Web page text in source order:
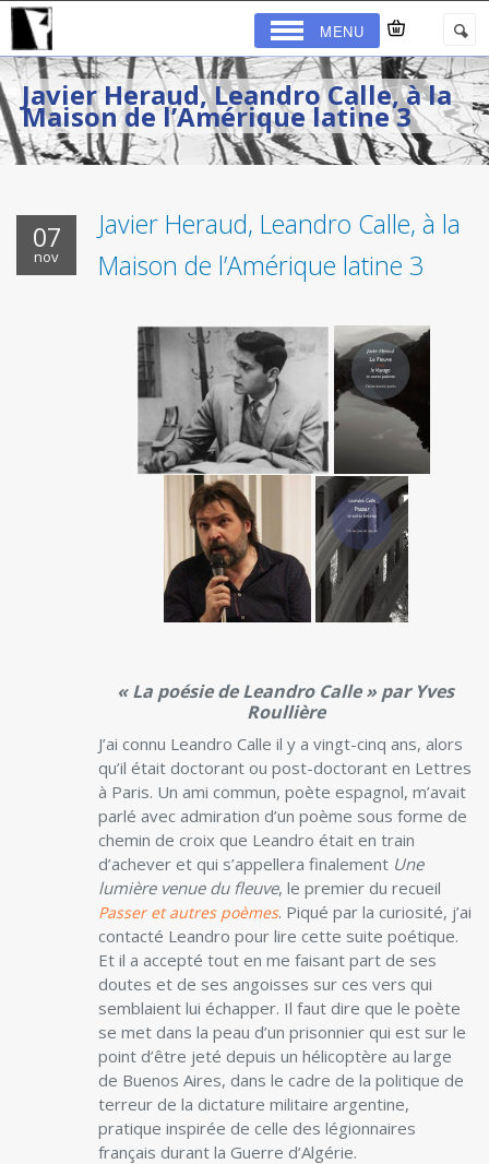
MENU
Javier Heraud, Leandro Calle, à la
Maison de l’Amérique latine 3
07
nov
Javier Heraud, Leandro Calle, à la
Maison de l’Amérique latine 3
« La poésie de Leandro Calle » par Yves
Roullière
J’ai connu Leandro Calle il y a vingt-cinq ans, alors
qu’il était doctorant ou post-doctorant en Lettres
à Paris. Un ami commun, poète espagnol, m’avait
parlé avec admiration d’un poème sous forme de
chemin de croix que Leandro était en train
d’achever et qui s’appellera finalement Une
lumière venue du fleuve, le premier du recueil
Passer et autres poèmes. Piqué par la curiosité, j’ai
contacté Leandro pour lire cette suite poétique.
Et il a accepté tout en me faisant part de ses
doutes et de ses angoisses sur ces vers qui
semblaient lui échapper. Il faut dire que le poète
se met dans la peau d’un prisonnier qui est sur le
point d’être jeté depuis un hélicoptère au large
de Buenos Aires, dans le cadre de la politique de
terreur de la dictature militaire argentine,
pratique inspirée de celle des légionnaires
français durant la Guerre d’Algérie.